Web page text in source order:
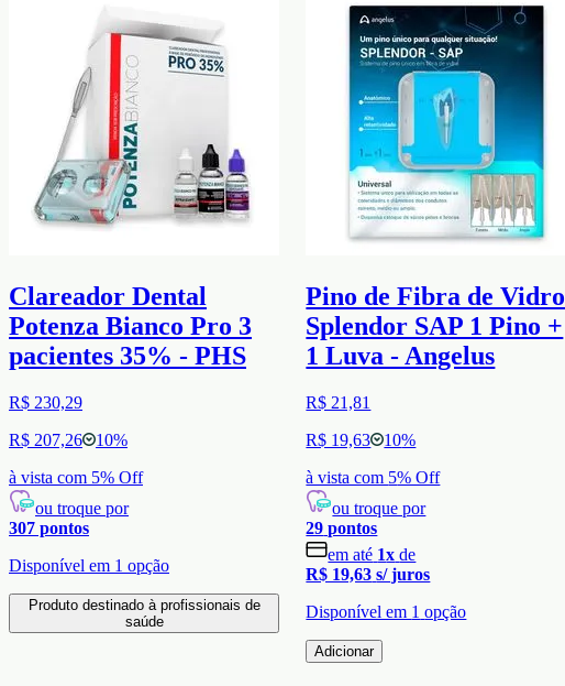
Clareador Dental
Potenza Bianco Pro 3
pacientes 35% - PHS
R$ 230,29
R$ 207,26
10%
à vista com 5% Off
ou troque por
307 pontos
Disponível em 1 opção
Produto destinado à profissionais de
saúde
Pino de Fibra de Vidro
Splendor SAP 1 Pino +
1 Luva - Angelus
R$ 21,81
R$ 19,63
10%
à vista com 5% Off
ou troque por
29 pontos
em até 1x de
R$ 19,63 s/ juros
Disponível em 1 opção
Adicionar